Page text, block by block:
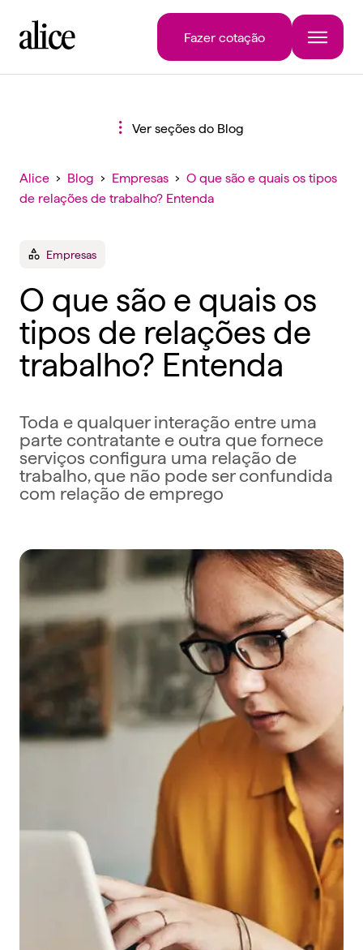
Fazer cotação
Ver seções do Blog
Alice › Blog › Empresas › O que são e quais os tipos
de relações de trabalho? Entenda
Empresas
O que são e quais os
tipos de relações de
trabalho? Entenda
Toda e qualquer interação entre uma
parte contratante e outra que fornece
serviços configura uma relação de
trabalho, que não pode ser confundida
com relação de emprego